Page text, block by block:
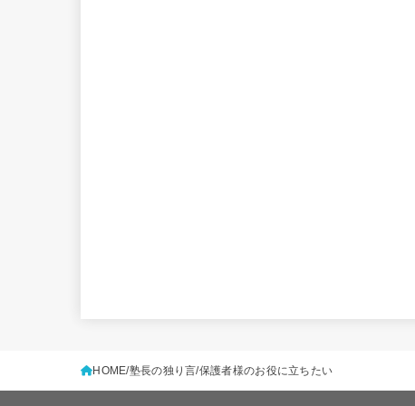
HOME 塾長の独り言 保護者様のお役に立ちたい